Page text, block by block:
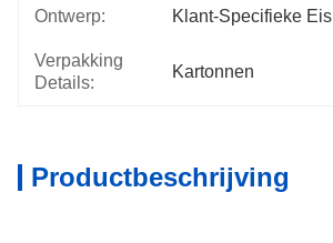
Ontwerp: Klant-Specifieke Eis
Verpakking
Details:
Kartonnen
Productbeschrijving